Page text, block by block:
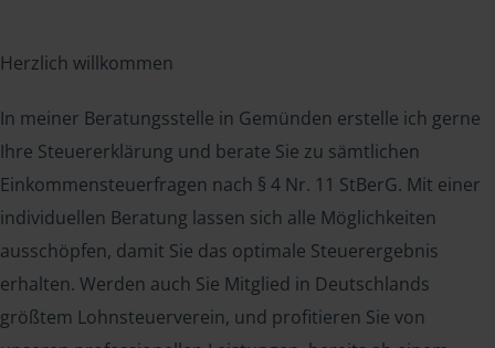
Herzlich willkommen
In meiner Beratungsstelle in Gemünden erstelle ich gerne
Ihre Steuererklärung und berate Sie zu sämtlichen
Einkommensteuerfragen nach § 4 Nr. 11 StBerG. Mit einer
individuellen Beratung lassen sich alle Möglichkeiten
ausschöpfen, damit Sie das optimale Steuerergebnis
erhalten. Werden auch Sie Mitglied in Deutschlands
größtem Lohnsteuerverein, und profitieren Sie von